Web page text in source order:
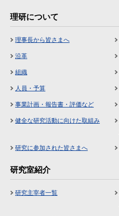
理研について
理事長から皆さまへ
沿革
組織
人員・予算
事業計画・報告書・評価など
健全な研究活動に向けた取組み
研究に参加された皆さまへ
研究室紹介
研究主宰者一覧